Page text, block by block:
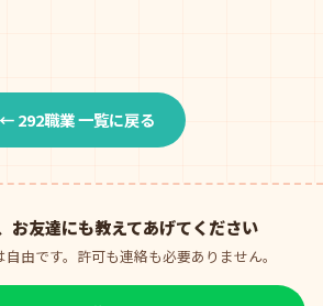
← 292職業 一覧に戻る
お友達にも教えてあげてください
由です。許可も連絡も必要ありません。